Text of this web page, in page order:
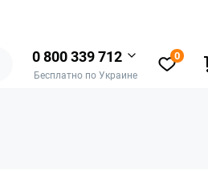
0 800 339 712
Бесплатно по Украине
0